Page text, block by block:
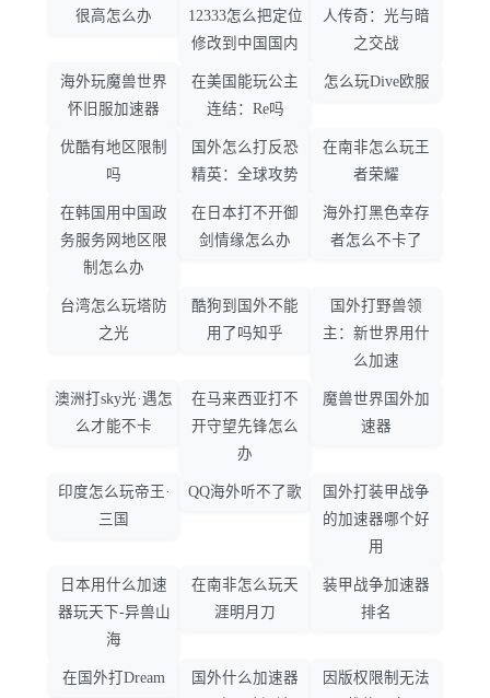
很高怎么办
12333怎么把定位
修改到中国国内
人传奇：光与暗
之交战
海外玩魔兽世界
怀旧服加速器
在美国能玩公主
连结：Re吗
怎么玩Dive欧服
优酷有地区限制
吗
国外怎么打反恐
精英：全球攻势
在南非怎么玩王
者荣耀
在韩国用中国政
务服务网地区限
制怎么办
在日本打不开御
剑情缘怎么办
海外打黑色幸存
者怎么不卡了
台湾怎么玩塔防
之光
酷狗到国外不能
用了吗知乎
国外打野兽领
主：新世界用什
么加速
澳洲打sky光·遇怎
么才能不卡
在马来西亚打不
开守望先锋怎么
办
魔兽世界国外加
速器
印度怎么玩帝王·
三国
QQ海外听不了歌
国外打装甲战争
的加速器哪个好
用
日本用什么加速
器玩天下-异兽山
海
在南非怎么玩天
涯明月刀
装甲战争加速器
排名
在国外打Dream
国外什么加速器
因版权限制无法